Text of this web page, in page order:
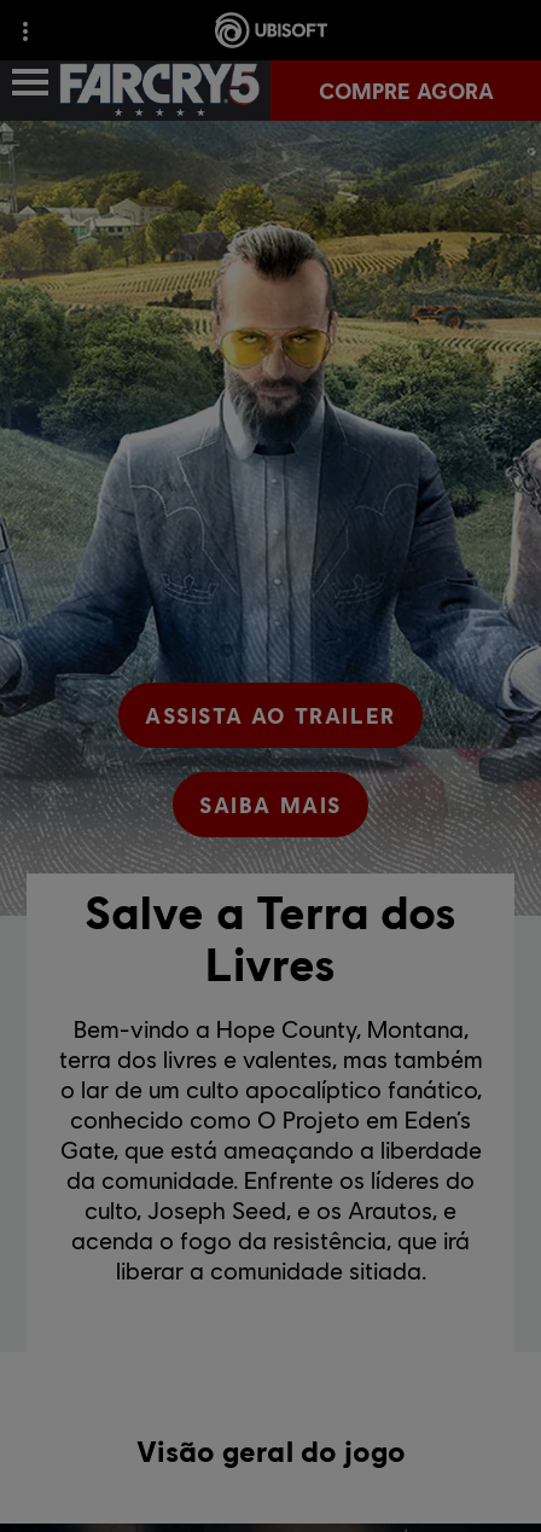
DESTAQUES
DLC
FAR CRY ARCADE
COMPRE AGORA
Salve a Terra dos
Livres
Bem-vindo a Hope County, Montana,
terra dos livres e valentes, mas também
o lar de um culto apocalíptico fanático,
conhecido como O Projeto em Eden’s
Gate, que está ameaçando a liberdade
da comunidade. Enfrente os líderes do
culto, Joseph Seed, e os Arautos, e
acenda o fogo da resistência, que irá
liberar a comunidade sitiada.
ASSISTA AO TRAILER
SAIBA MAIS
Visão geral do jogo